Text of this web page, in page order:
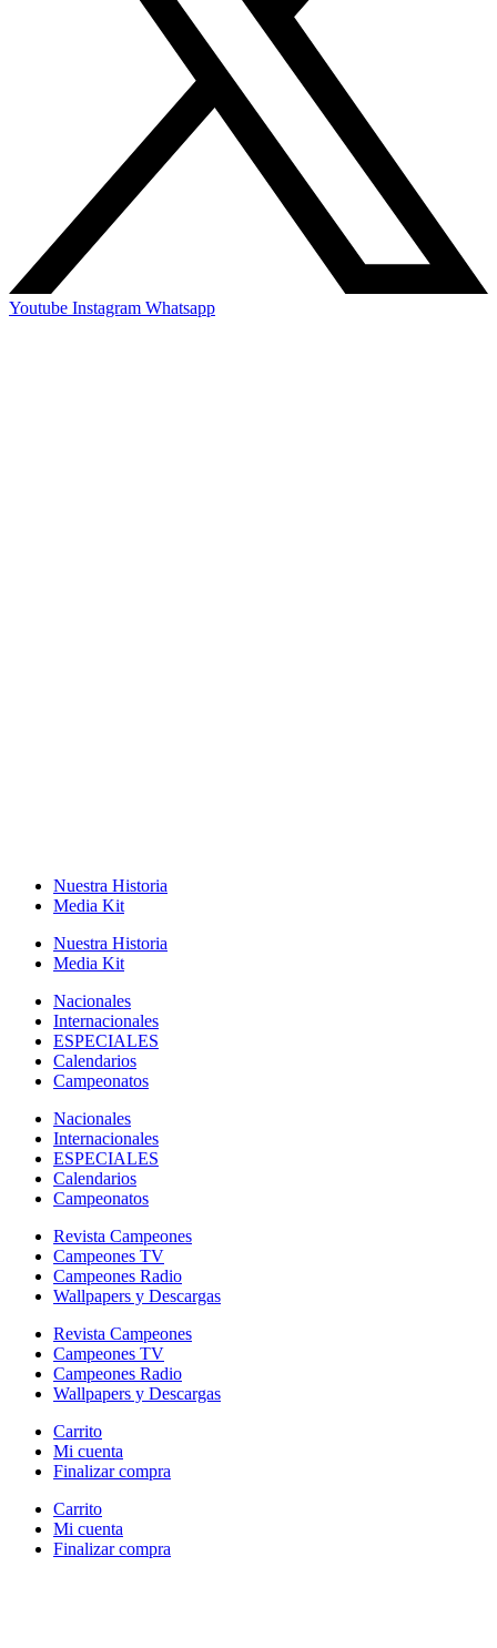
Youtube Instagram Whatsapp
Nuestra Historia
Media Kit
Nuestra Historia
Media Kit
Nacionales
Internacionales
ESPECIALES
Calendarios
Campeonatos
Nacionales
Internacionales
ESPECIALES
Calendarios
Campeonatos
Revista Campeones
Campeones TV
Campeones Radio
Wallpapers y Descargas
Revista Campeones
Campeones TV
Campeones Radio
Wallpapers y Descargas
Carrito
Mi cuenta
Finalizar compra
Carrito
Mi cuenta
Finalizar compra